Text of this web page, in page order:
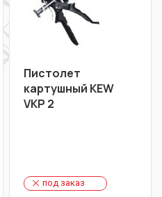
Пистолет
картушный KEW
VKP 2
под заказ